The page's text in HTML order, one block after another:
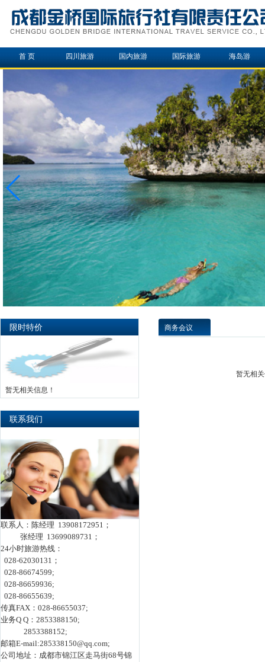
首 页 四川旅游 国内旅游 国际旅游 海岛游
限时特价
暂无相关信息！
联系我们
联系人：陈经理 13908172951；
张经理 13699089731；
24小时旅游热线：
028-62030131；
028-86674599;
028-86659936;
028-86655639;
传真FAX：028-86655037;
业务Q Q：2853388150;
2853388152;
邮箱E-mail:285338150@qq.com;
公司地址：成都市锦江区走马街68号锦
商务会议
暂无相